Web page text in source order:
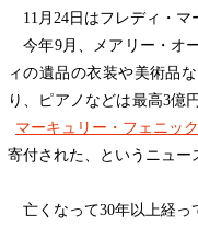
11月24日はフレディ・マ
今年9月、メアリー・オ
ィの遺品の衣装や美術品
り、ピアノなどは最高3億
マーキュリー・フェニッ
寄付された、というニュー
亡くなって30年以上経っ